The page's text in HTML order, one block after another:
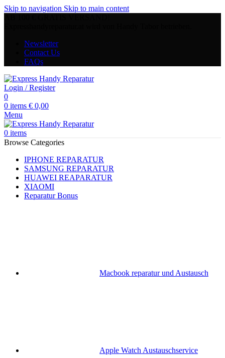
Skip to navigation Skip to main content
Newsletter
Contact Us
FAQs
Login / Register
0
0 items € 0,00
Menu
0 items
Browse Categories
IPHONE REPARATUR
SAMSUNG REPARATUR
HUAWEI REAPARATUR
XIAOMI
Reparatur Bonus
Macbook reparatur und Austausch
Apple Watch Austauschservice